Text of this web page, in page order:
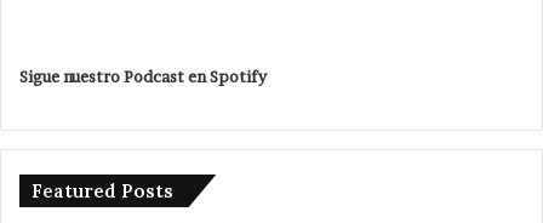
Sigue nuestro Podcast en Spotify
Featured Posts